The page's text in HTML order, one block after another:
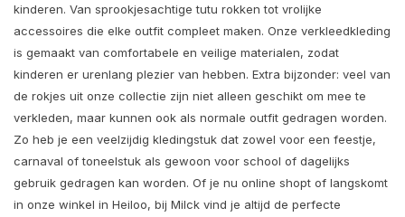
kinderen. Van sprookjesachtige tutu rokken tot vrolijke
accessoires die elke outfit compleet maken. Onze verkleedkleding
is gemaakt van comfortabele en veilige materialen, zodat
kinderen er urenlang plezier van hebben. Extra bijzonder: veel van
de rokjes uit onze collectie zijn niet alleen geschikt om mee te
verkleden, maar kunnen ook als normale outfit gedragen worden.
Zo heb je een veelzijdig kledingstuk dat zowel voor een feestje,
carnaval of toneelstuk als gewoon voor school of dagelijks
gebruik gedragen kan worden. Of je nu online shopt of langskomt
in onze winkel in Heiloo, bij Milck vind je altijd de perfecte